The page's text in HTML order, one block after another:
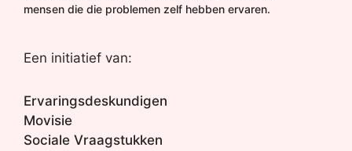
mensen die die problemen zelf hebben ervaren.
Een initiatief van:
Ervaringsdeskundigen
Movisie
Sociale Vraagstukken